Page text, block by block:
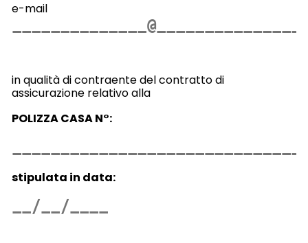
e-mail
in qualità di contraente del contratto di
assicurazione relativo alla
POLIZZA CASA N°:
stipulata in data: